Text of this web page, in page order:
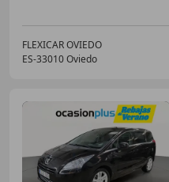
FLEXICAR OVIEDO
ES-33010 Oviedo